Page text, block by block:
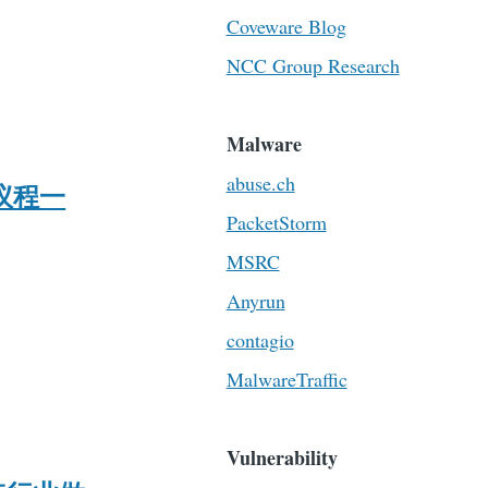
程一
Coveware Blog
NCC Group Research
Malware
abuse.ch
PacketStorm
MSRC
Anyrun
contagio
MalwareTraffic
Vulnerability